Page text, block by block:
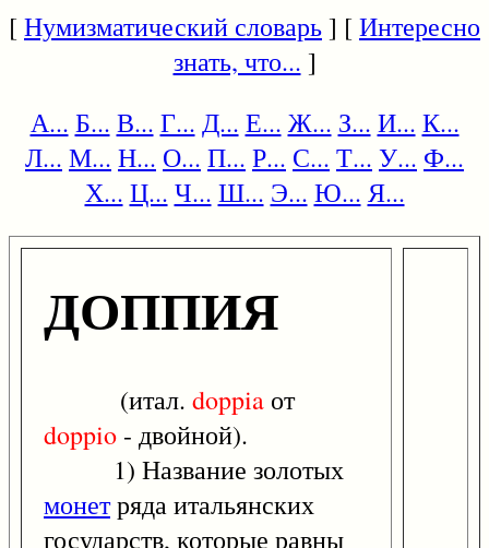
[Нумизматический словарь] [Интересно
знать, что... ]
А... Б... В... Г... Д... Е... Ж... З... И... К...
Л... М... Н... О... П... Р... С... Т... У... Ф...
Х... Ц... Ч... Ш... Э... Ю... Я...
ДОППИЯ
(итал. doppia от
doppio - двойной).
1) Название золотых
монетряда итальянских
государств, которые равны